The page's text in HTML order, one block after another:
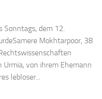
dem 12.
Mokhtarpoor, 38
von ihrem Ehemann
lebloser...